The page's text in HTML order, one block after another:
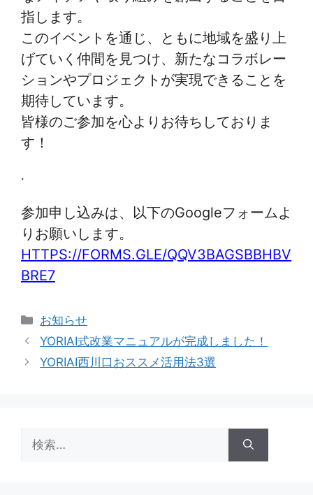
指します。
このイベントを通じ、ともに地域を盛り上
げていく仲間を見つけ、新たなコラボレー
ションやプロジェクトが実現できることを
期待しています。
皆様のご参加を心よりお待ちしておりま
す！
.
参加申し込みは、以下のGoogleフォームよ
りお願いします。
HTTPS://FORMS.GLE/QQV3BAGSBBHBV
BRE7
カ
テ
リ
お知らせ
YORIAI式改業マニュアルが完成しました！
YORIAI西川口おススメ活用法3選
索: